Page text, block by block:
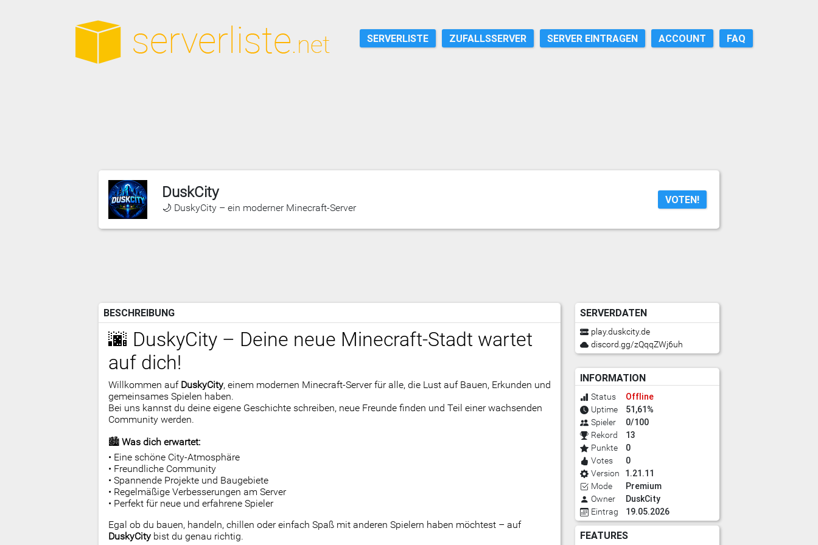
SERVERLISTE ZUFALLSSERVER SERVER EINTRAGEN ACCOUNT FAQ
DuskCity
🌙 DuskyCity – ein moderner Minecraft-Server
VOTEN!
BESCHREIBUNG
🌆 DuskyCity – Deine neue Minecraft-Stadt wartet
auf dich!
Willkommen auf DuskyCity, einem modernen Minecraft-Server für alle, die Lust auf Bauen, Erkunden und
gemeinsames Spielen haben.
Bei uns kannst du deine eigene Geschichte schreiben, neue Freunde finden und Teil einer wachsenden
Community werden.
🏙️ Was dich erwartet:
• Eine schöne City-Atmosphäre
• Freundliche Community
• Spannende Projekte und Baugebiete
• Regelmäßige Verbesserungen am Server
• Perfekt für neue und erfahrene Spieler
Egal ob du bauen, handeln, chillen oder einfach Spaß mit anderen Spielern haben möchtest – auf
DuskyCity bist du genau richtig.
SERVERDATEN
play.duskcity.de
discord.gg/zQqqZWj6uh
INFORMATION
Status Offline
Uptime 51,61%
Spieler 0/100
Rekord 13
Punkte 0
Votes 0
Version 1.21.11
Mode Premium
Owner DuskCity
Eintrag 19.05.2026
FEATURES